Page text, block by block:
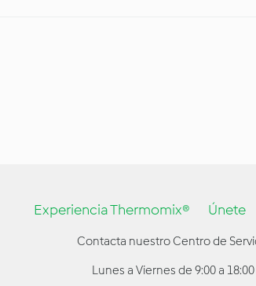
Experiencia Thermomix® Únete
Contacta nuestro Centro de
Lunes a Viernes de 9:00 a